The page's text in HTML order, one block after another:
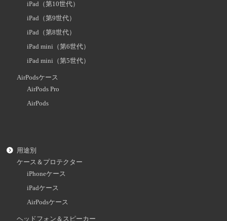
iPad（第10世代）
iPad（第9世代）
iPad（第8世代）
iPad mini（第6世代）
iPad mini（第5世代）
AirPodsケース
AirPods Pro
AirPods
用途別
ケース＆プロテクター
iPhoneケース
iPadケース
AirPodsケース
ヘッドフォン＆スピーカー